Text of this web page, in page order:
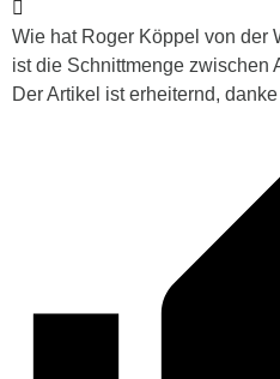
Wie hat Roger Köppel von der
ist die Schnittmenge zwischen
Der Artikel ist erheiternd, danke